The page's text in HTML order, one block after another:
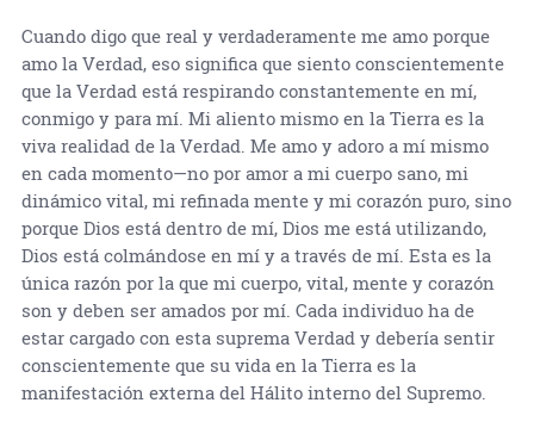
Cuando digo que real y verdaderamente me amo porque
amo la Verdad, eso significa que siento conscientemente
que la Verdad está respirando constantemente en mí,
conmigo y para mí. Mi aliento mismo en la Tierra es la
viva realidad de la Verdad. Me amo y adoro a mí mismo
en cada momento—no por amor a mi cuerpo sano, mi
dinámico vital, mi refinada mente y mi corazón puro, sino
porque Dios está dentro de mí, Dios me está utilizando,
Dios está colmándose en mí y a través de mí. Esta es la
única razón por la que mi cuerpo, vital, mente y corazón
son y deben ser amados por mí. Cada individuo ha de
estar cargado con esta suprema Verdad y debería sentir
conscientemente que su vida en la Tierra es la
manifestación externa del Hálito interno del Supremo.